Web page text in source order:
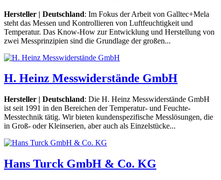
Hersteller | Deutschland: Im Fokus der Arbeit von Galltec+Mela
steht das Messen und Kontrollieren von Luftfeuchtigkeit und
Temperatur. Das Know-How zur Entwicklung und Herstellung von
zwei Messprinzipien sind die Grundlage der großen...
H. Heinz Messwiderstände GmbH
Hersteller | Deutschland: Die H. Heinz Messwiderstände GmbH
ist seit 1991 in den Bereichen der Temperatur- und Feuchte-
Messtechnik tätig. Wir bieten kundenspezifische Messlösungen, die
in Groß- oder Kleinserien, aber auch als Einzelstücke...
Hans Turck GmbH & Co. KG